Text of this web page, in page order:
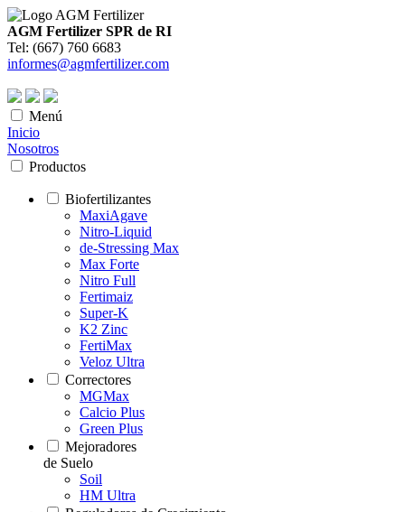
AGM Fertilizer SPR de RI
Tel: (667) 760 6683
informes@agmfertilizer.com
Menú
Inicio
Nosotros
Productos
Biofertilizantes
MaxiAgave
Nitro-Liquid
de-Stressing Max
Max Forte
Nitro Full
Fertimaiz
Super-K
K2 Zinc
FertiMax
Veloz Ultra
Correctores
MGMax
Calcio Plus
Green Plus
Mejoradores
de Suelo
Soil
HM Ultra